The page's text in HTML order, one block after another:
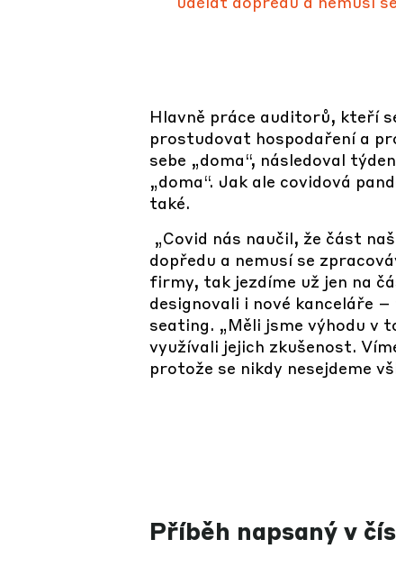
Hlavně práce auditorů, kteří
prostudovat hospodaření a
sebe „doma“, následoval
„doma“. Jak ale covidová
také.
„Covid nás naučil, že část
dopředu a nemusí se
firmy, tak jezdíme už jen na
designovali i nové kanceláře
seating. „Měli jsme výhodu v
využívali jejich zkušenost.
protože se nikdy nesejdeme
Příběh napsaný v